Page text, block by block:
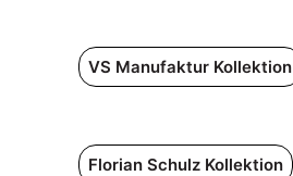
VS Manufaktur Kollektion
Florian Schulz Kollektion